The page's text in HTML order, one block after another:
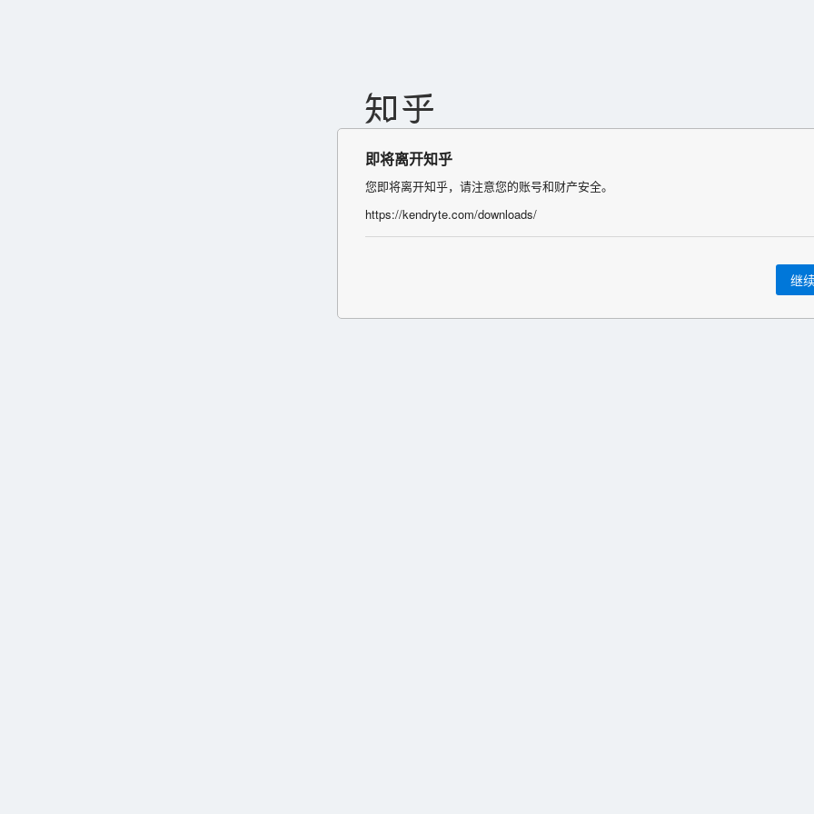
即将离开知乎
您即将离开知乎，请注意您的账号和财产安全。
https://kendryte.com/downloads/
继